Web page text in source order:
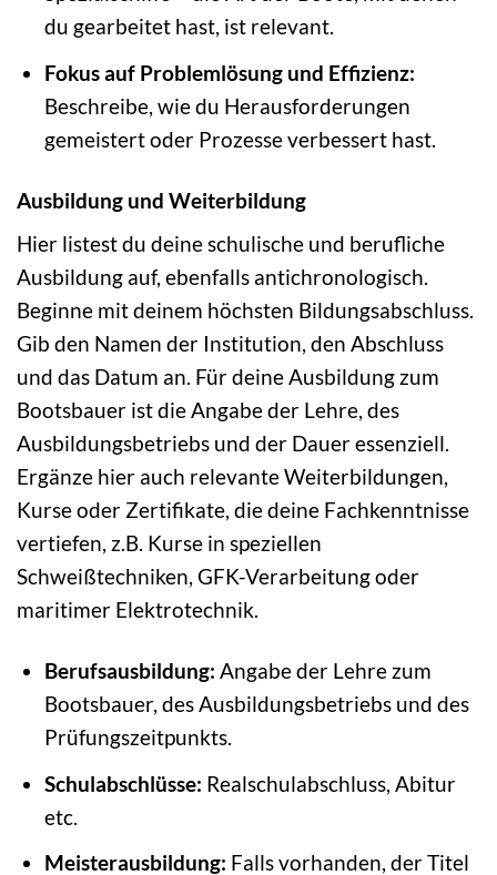
du gearbeitet hast, ist relevant.
Fokus auf Problemlösung und Effizienz:
Beschreibe, wie du Herausforderungen
gemeistert oder Prozesse verbessert hast.
Ausbildung und Weiterbildung
Hier listest du deine schulische und berufliche
Ausbildung auf, ebenfalls antichronologisch.
Beginne mit deinem höchsten Bildungsabschluss.
Gib den Namen der Institution, den Abschluss
und das Datum an. Für deine Ausbildung zum
Bootsbauer ist die Angabe der Lehre, des
Ausbildungsbetriebs und der Dauer essenziell.
Ergänze hier auch relevante Weiterbildungen,
Kurse oder Zertifikate, die deine Fachkenntnisse
vertiefen, z.B. Kurse in speziellen
Schweißtechniken, GFK-Verarbeitung oder
maritimer Elektrotechnik.
Berufsausbildung: Angabe der Lehre zum
Bootsbauer, des Ausbildungsbetriebs und des
Prüfungszeitpunkts.
Schulabschlüsse: Realschulabschluss, Abitur
etc.
Meisterausbildung: Falls vorhanden, der Titel